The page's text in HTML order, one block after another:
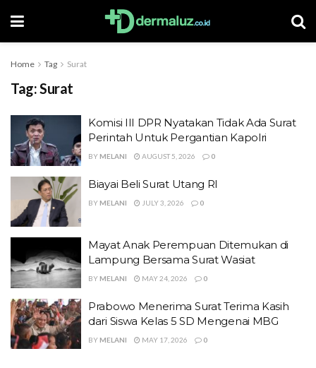
Home Tag Surat
Tag:Surat
Komisi III DPR Nyatakan Tidak Ada Surat
Perintah Untuk Pergantian Kapolri
BY MELANI AUGUST 5, 2026 0
Biayai Beli Surat Utang RI
BY MELANI JULY 3, 2026 0
Mayat Anak Perempuan Ditemukan di
Lampung Bersama Surat Wasiat
BY MELANI MAY 24, 2026 0
Prabowo Menerima Surat Terima Kasih
dari Siswa Kelas 5 SD Mengenai MBG
BY MELANI MAY 17, 2026 0